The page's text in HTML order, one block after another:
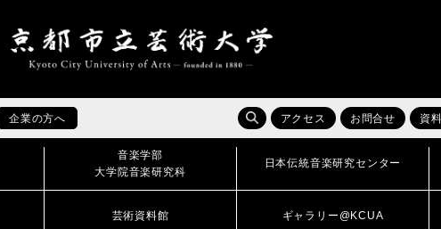
企業の方へ アクセス お問合せ 資
音楽学部
大学院音楽研究科
日本伝統音楽研究センター
芸術資料館 ギャラリー@KCUA